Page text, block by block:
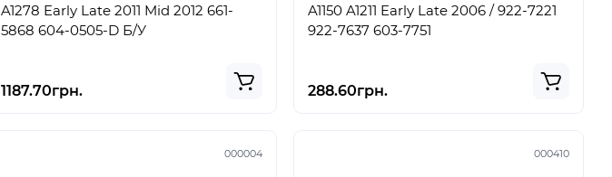
A1278 Early Late 2011 Mid 2012 661-
5868 604-0505-D Б/У
1187.70грн.
A1150 A1211 Early Late 2006 / 922-7221
922-7637 603-7751
288.60грн.
000004 000410